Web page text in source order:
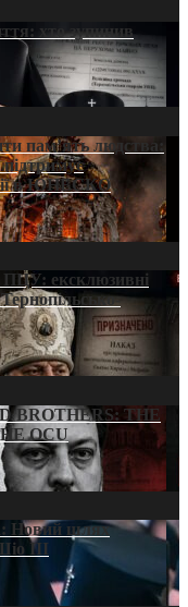
хто зупинив
пам’ять людства:
в ЮНЕСКО
ексклюзивні
BROTHERS: THE
OCU
Новий шлях
III